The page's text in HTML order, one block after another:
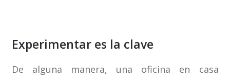
Experimentar es la clave
De alguna manera, una oficina en casa